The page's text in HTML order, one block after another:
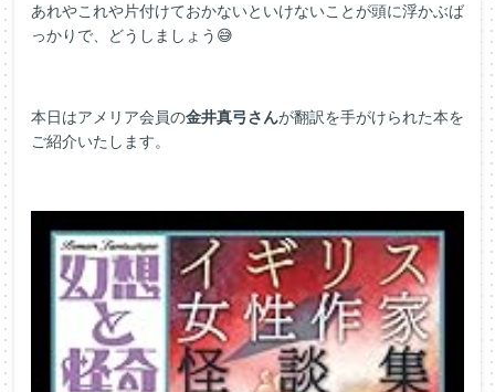
あれやこれや片付けておかないといけないことが頭に浮かぶば
っかりで、どうしましょう😅
本日はアメリア会員の金井真弓さんが翻訳を手がけられた本を
ご紹介いたします。